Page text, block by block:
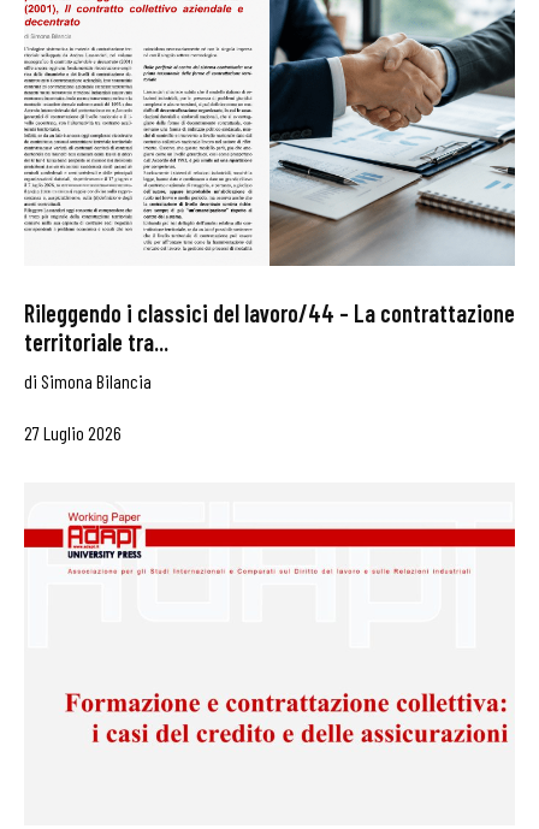
Rileggendo i classici del lavoro/44 – La contrattazione
territoriale tra...
di Simona Bilancia
27 Luglio 2026